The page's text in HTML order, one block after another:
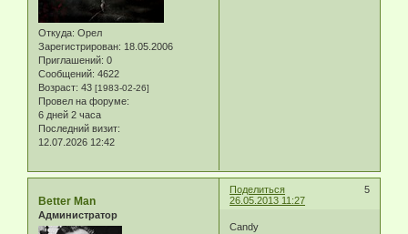
Откуда: Орел
Зарегистрирован: 18.05.2006
Приглашений: 0
Сообщений: 4622
Возраст: 43 [1983-02-26]
Провел на форуме:
6 дней 2 часа
Последний визит:
12.07.2026 12:42
Поделиться
5
26.05.2013 11:27
Better Man
Администратор
Candy